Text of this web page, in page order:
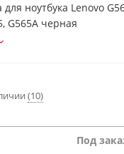
ноутбука Lenovo
G565A черная
(10)
Под